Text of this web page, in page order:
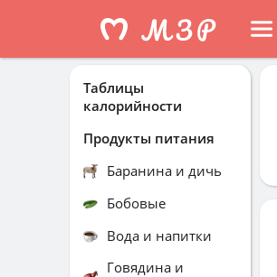
Таблицы
калорийности
Продукты питания
Баранина и дичь
Бобовые
Вода и напитки
Говядина и